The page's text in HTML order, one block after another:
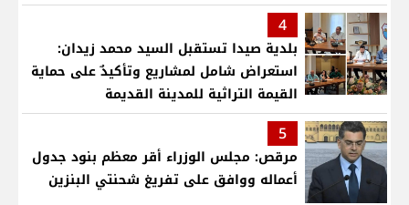
4
بلدية صيدا تستقبل السيد محمد زيدان:
استعراض شامل لمشاريع وتأكيدٌ على حماية
القيمة التراثية للمدينة القديمة
5
مرقص: مجلس الوزراء أقر معظم بنود جدول
أعماله ووافق على تفريغ شحنتي البنزين